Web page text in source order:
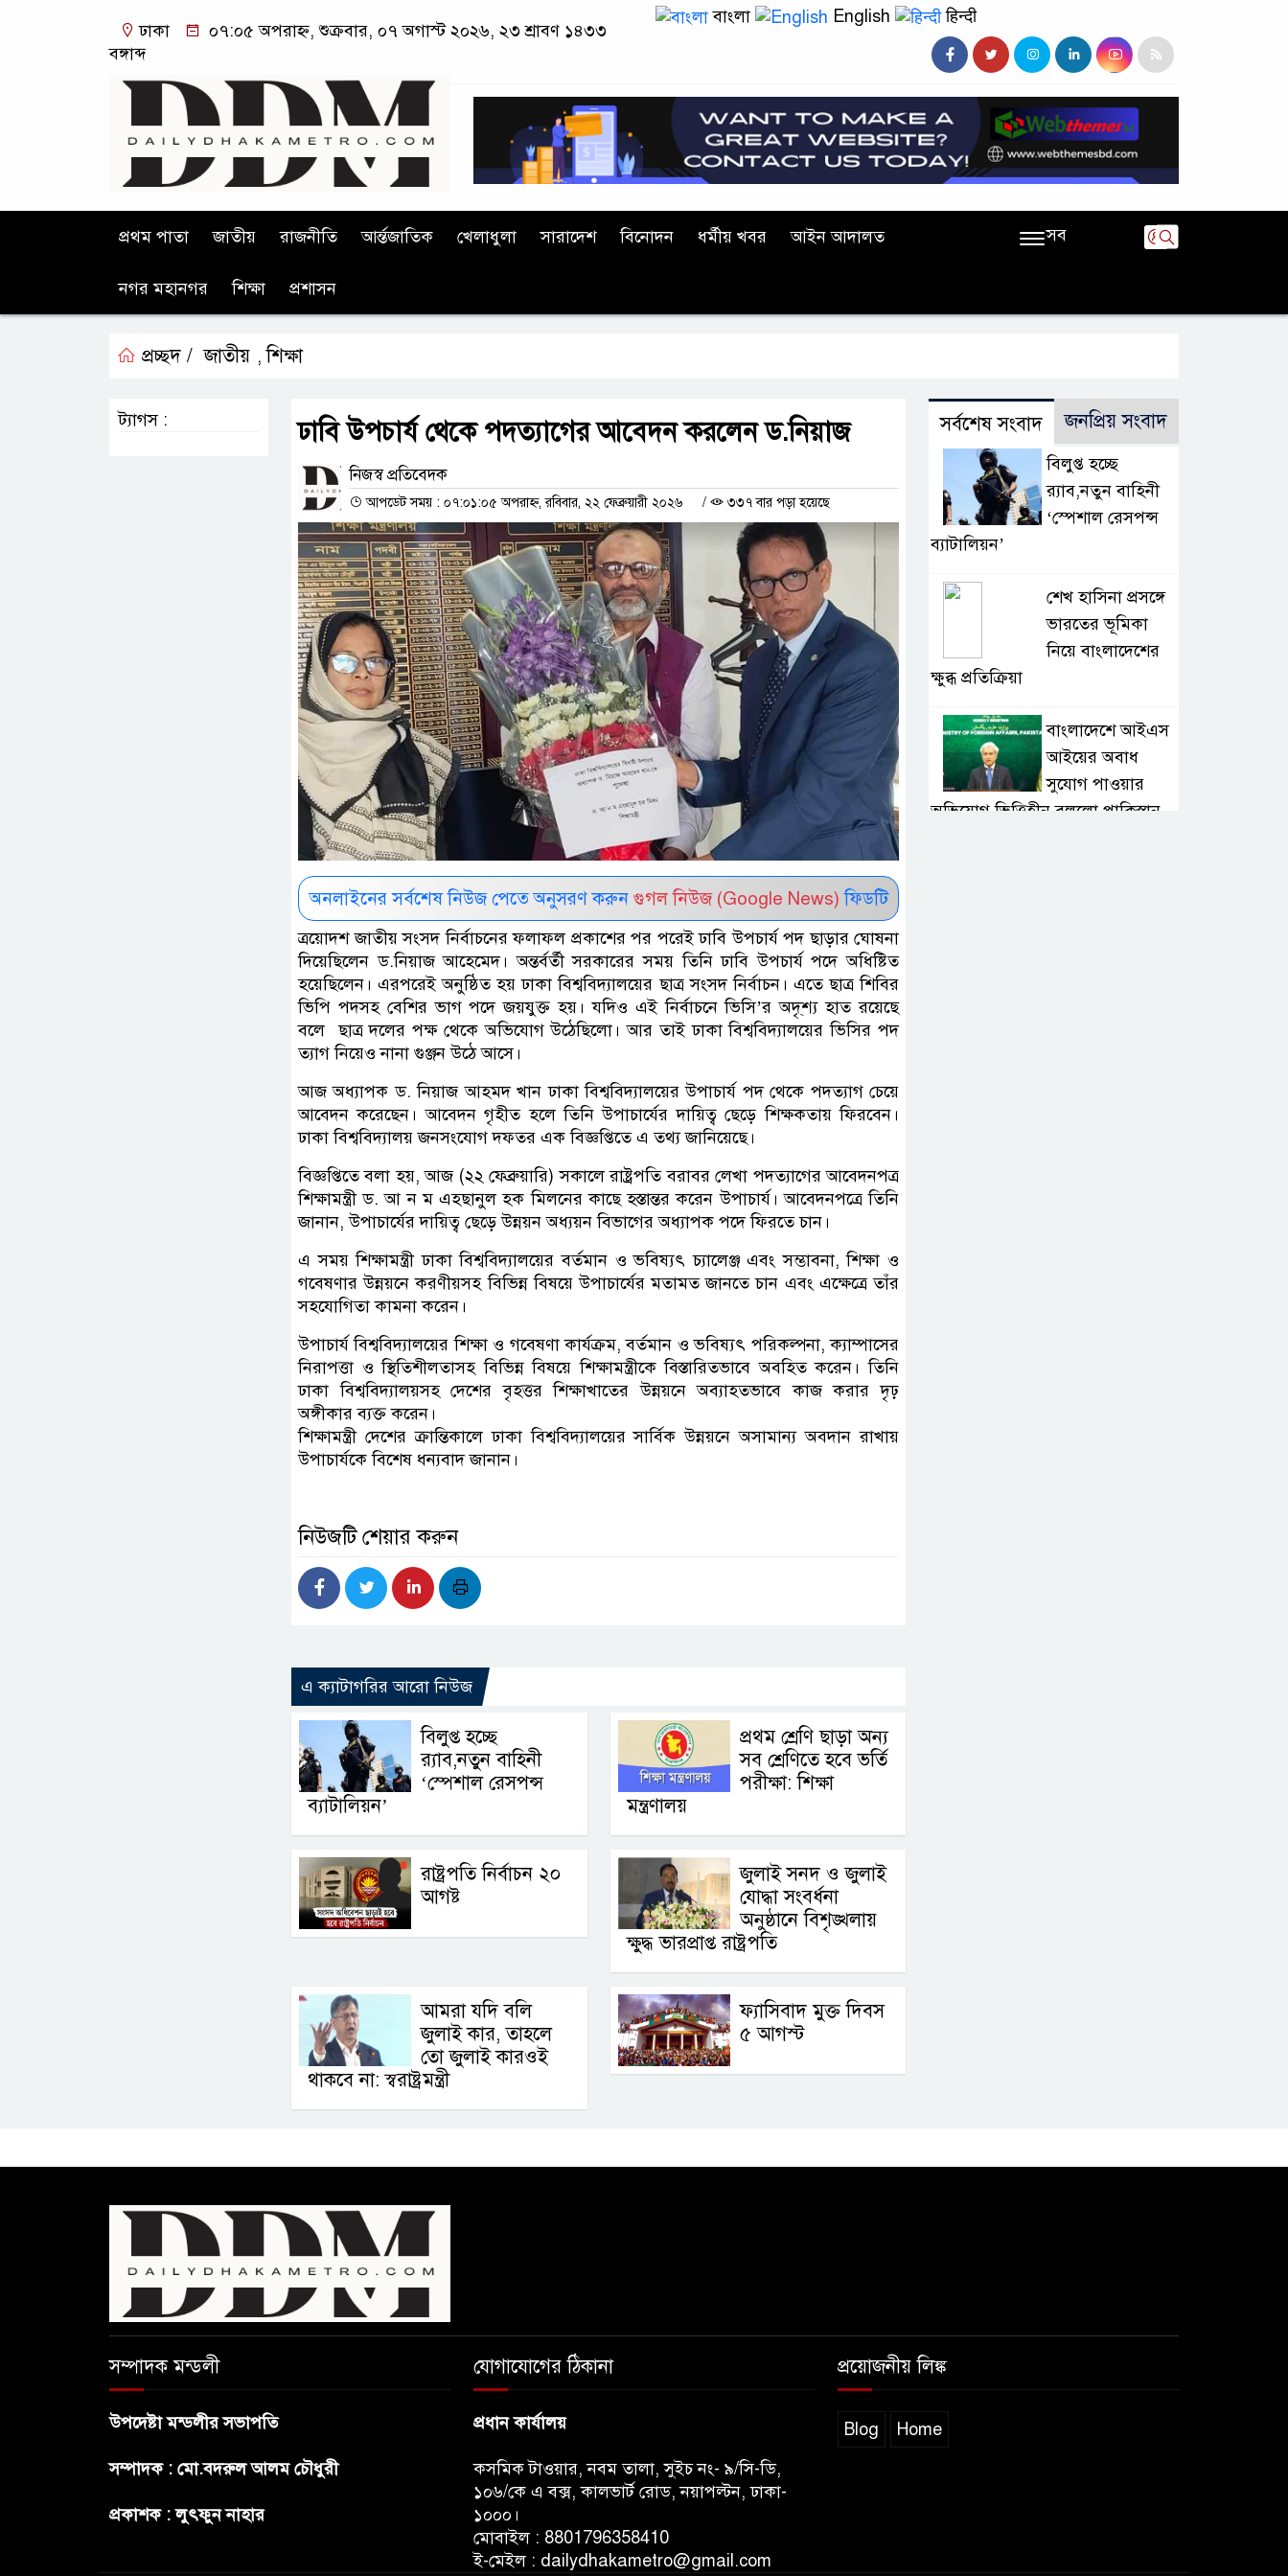
ঢাকা
০৭:০৫ অপরাহ্ন, শুক্রবার, ০৭ অগাস্ট ২০২৬, ২৩ শ্রাবণ ১৪৩৩
বঙ্গাব্দ
বাংলা English हिन्दी
প্রথম পাতা জাতীয় রাজনীতি আর্ন্তজাতিক খেলাধুলা সারাদেশ বিনোদন ধর্মীয় খবর আইন আদালত
নগর মহানগর শিক্ষা প্রশাসন
সব
প্রচ্ছদ / জাতীয় ,শিক্ষা
ঢাবি উপচার্য থেকে পদত্যাগের আবেদন করলেন ড.নিয়াজ
নিজস্ব প্রতিবেদক
আপডেট সময় : ০৭:০১:০৫ অপরাহ্ন, রবিবার, ২২ ফেব্রুয়ারী ২০২৬ / ৩৩৭ বার পড়া হয়েছে
অনলাইনের সর্বশেষ নিউজ পেতে অনুসরণ করুন গুগল নিউজ (Google News) ফিডটি
ত্রয়োদশ জাতীয় সংসদ নির্বাচনের ফলাফল প্রকাশের পর পরেই ঢাবি উপচার্য পদ ছাড়ার ঘোষনা
দিয়েছিলেন ড.নিয়াজ আহেমেদ। অন্তর্বর্তী সরকারের সময় তিনি ঢাবি উপচার্য পদে অধিষ্টিত
হয়েছিলেন। এরপরেই অনুষ্ঠিত হয় ঢাকা বিশ্ববিদ্যালয়ের ছাত্র সংসদ নির্বাচন। এতে ছাত্র শিবির
ভিপি পদসহ বেশির ভাগ পদে জয়যুক্ত হয়। যদিও এই নির্বাচনে ভিসি’র অদৃ্শ্য হাত রয়েছে
বলে ছাত্র দলের পক্ষ থেকে অভিযোগ উঠেছিলো। আর তাই ঢাকা বিশ্ববিদ্যালয়ের ভিসির পদ
ত্যাগ নিয়েও নানা গুঞ্জন উঠে আসে।
আজ অধ্যাপক ড. নিয়াজ আহমদ খান ঢাকা বিশ্ববিদ্যালয়ের উপাচার্য পদ থেকে পদত্যাগ চেয়ে
আবেদন করেছেন। আবেদন গৃহীত হলে তিনি উপাচার্যের দায়িত্ব ছেড়ে শিক্ষকতায় ফিরবেন।
ঢাকা বিশ্ববিদ্যালয় জনসংযোগ দফতর এক বিজ্ঞপ্তিতে এ তথ্য জানিয়েছে।
বিজ্ঞপ্তিতে বলা হয়, আজ (২২ ফেব্রুয়ারি) সকালে রাষ্ট্রপতি বরাবর লেখা পদত্যাগের আবেদনপত্র
শিক্ষামন্ত্রী ড. আ ন ম এহছানুল হক মিলনের কাছে হস্তান্তর করেন উপাচার্য। আবেদনপত্রে তিনি
জানান, উপাচার্যের দায়িত্ব ছেড়ে উন্নয়ন অধ্যয়ন বিভাগের অধ্যাপক পদে ফিরতে চান।
এ সময় শিক্ষামন্ত্রী ঢাকা বিশ্ববিদ্যালয়ের বর্তমান ও ভবিষ্যৎ চ্যালেঞ্জ এবং সম্ভাবনা, শিক্ষা ও
গবেষণার উন্নয়নে করণীয়সহ বিভিন্ন বিষয়ে উপাচার্যের মতামত জানতে চান এবং এক্ষেত্রে তাঁর
সহযোগিতা কামনা করেন।
উপাচার্য বিশ্ববিদ্যালয়ের শিক্ষা ও গবেষণা কার্যক্রম, বর্তমান ও ভবিষ্যৎ পরিকল্পনা, ক্যাম্পাসের
নিরাপত্তা ও স্থিতিশীলতাসহ বিভিন্ন বিষয়ে শিক্ষামন্ত্রীকে বিস্তারিতভাবে অবহিত করেন। তিনি
ঢাকা বিশ্ববিদ্যালয়সহ দেশের বৃহত্তর শিক্ষাখাতের উন্নয়নে অব্যাহতভাবে কাজ করার দৃঢ়
অঙ্গীকার ব্যক্ত করেন।
শিক্ষামন্ত্রী দেশের ক্রান্তিকালে ঢাকা বিশ্ববিদ্যালয়ের সার্বিক উন্নয়নে অসামান্য অবদান রাখায়
উপাচার্যকে বিশেষ ধন্যবাদ জানান।
নিউজটি শেয়ার করুন
এ ক্যাটাগরির আরো নিউজ
বিলুপ্ত হচ্ছে
র‍্যাব,নতুন বাহিনী
‘স্পেশাল রেসপন্স
ব্যাটালিয়ন’
প্রথম শ্রেণি ছাড়া অন্য
সব শ্রেণিতে হবে ভর্তি
পরীক্ষা: শিক্ষা
মন্ত্রণালয়
রাষ্ট্রপতি নির্বাচন ২০
আগষ্ট
জুলাই সনদ ও জুলাই
যোদ্ধা সংবর্ধনা
অনুষ্ঠানে বিশৃঙ্খলায়
ক্ষুদ্ধ ভারপ্রাপ্ত রাষ্ট্রপতি
আমরা যদি বলি
জুলাই কার, তাহলে
তো জুলাই কারওই
থাকবে না: স্বরাষ্ট্রমন্ত্রী
ফ্যাসিবাদ মুক্ত দিবস
৫ আগস্ট
ট্যাগস : সর্বশেষ সংবাদ জনপ্রিয় সংবাদ
বিলুপ্ত হচ্ছে
র‍্যাব,নতুন বাহিনী
‘স্পেশাল রেসপন্স
ব্যাটালিয়ন’
শেখ হাসিনা প্রসঙ্গে
ভারতের ভূমিকা
নিয়ে বাংলাদেশের
ক্ষুব্ধ প্রতিক্রিয়া
বাংলাদেশে আইএস
আইয়ের অবাধ
সুযোগ পাওয়ার
অভিযোগ ভিত্তিহীন বললো পাকিস্তান
সম্পাদক মন্ডলী
উপদেষ্টা মন্ডলীর সভাপতি
সম্পাদক : মো.বদরুল আলম চৌধুরী
প্রকাশক : লুৎফুন নাহার
যোগাযোগের ঠিকানা
প্রধান কার্যালয়
কসমিক টাওয়ার, নবম তালা, সুইচ নং- ৯/সি-ডি,
১০৬/কে এ বক্স, কালভার্ট রোড, নয়াপল্টন, ঢাকা-
১০০০।
মোবাইল : 8801796358410
ই-মেইল : dailydhakametro@gmail.com
প্রয়োজনীয় লিঙ্ক
Blog Home